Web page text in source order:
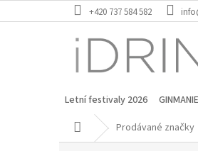
na
+420 737 584 582
Letní festivaly 2026 GINMANIE
Domů Prodávané značky